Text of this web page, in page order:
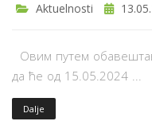
Aktuelnosti
Овим путем
да ће од 15.05.2024 ...
Dalje